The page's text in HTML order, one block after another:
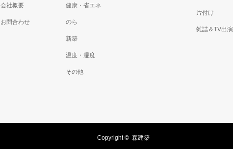
会社概要
お問合わせ
健康・省エネ
のら
新築
温度・湿度
その他
片付け
雑誌＆TV出
Copyright © 森建築